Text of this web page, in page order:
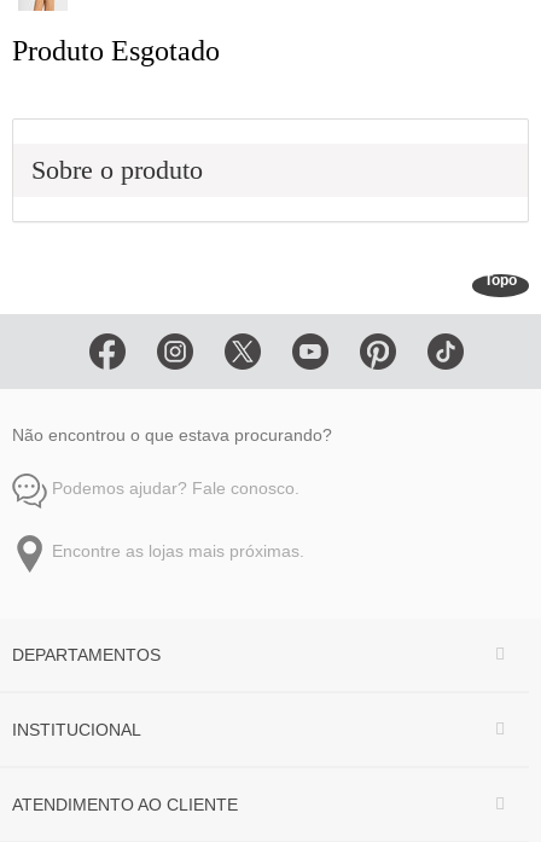
Produto Esgotado
Sobre o produto
Topo
Não encontrou o que estava procurando?
Podemos ajudar? Fale conosco.
Encontre as lojas mais próximas.
DEPARTAMENTOS
INSTITUCIONAL
ATENDIMENTO AO CLIENTE